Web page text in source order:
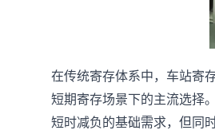
在传统寄存体系中，车站寄
短期寄存场景下的主流选择
短时减负的基础需求，但同